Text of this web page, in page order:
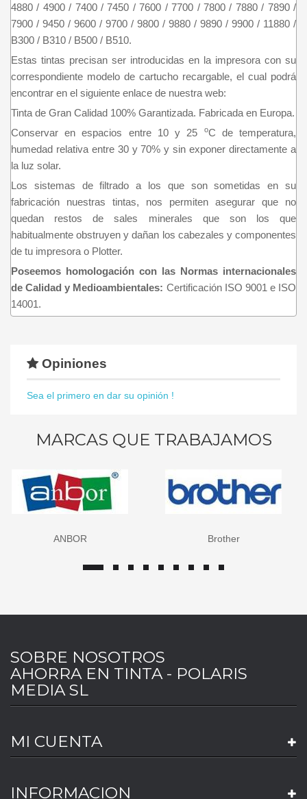
4880 / 4900 / 7400 / 7450 / 7600 / 7700 / 7800 / 7880 / 7890 /
7900 / 9450 / 9600 / 9700 / 9800 / 9880 / 9890 / 9900 / 11880 /
B300 / B310 / B500 / B510.
Estas tintas precisan ser introducidas en la impresora con su
correspondiente modelo de cartucho recargable, el cual podrá
encontrar en el siguiente enlace de nuestra web:
Tinta de Gran Calidad 100% Garantizada. Fabricada en Europa.
Conservar en espacios entre 10 y 25
oC de temperatura,
humedad relativa entre 30 y 70% y sin exponer directamente a
la luz solar.
Los sistemas de filtrado a los que son sometidas en su
fabricación nuestras tintas, nos permiten asegurar que no
quedan restos de sales minerales que son los que
habitualmente obstruyen y dañan los cabezales y componentes
de tu impresora o Plotter.
Poseemos homologación con las Normas internacionales
de Calidad y Medioambientales: Certificación ISO 9001 e ISO
14001.
Opiniones
Sea el primero en dar su opinión !
MARCAS QUE TRABAJAMOS
SOBRE NOSOTROS
AHORRA EN TINTA - POLARIS
MEDIA SL
MI CUENTA
INFORMACION